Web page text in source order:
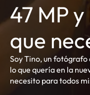
47 MP
que
Soy Tino, un
lo que quería en la
necesito para todos